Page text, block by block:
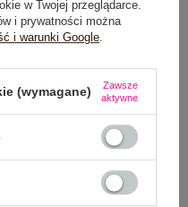
zł
w Twojej przeglądarce.
i prywatności można
i warunki Google
(wymagane)
Zawsze
aktywne